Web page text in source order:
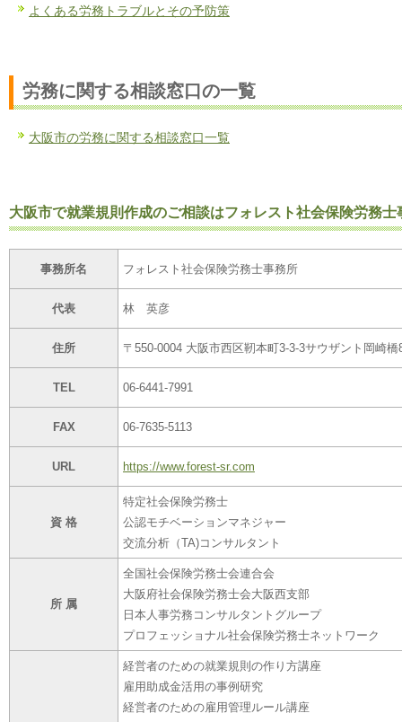
よくある労務トラブルとその予防策
労務に関する相談窓口の一覧
大阪市の労務に関する相談窓口一覧
大阪市で就業規則作成のご相談はフォレスト社会保険労務士
事務所名 フォレスト社会保険労務士事務所
代表 林 英彦
住所 〒550-0004 大阪市西区靭本町3-3-3サウザント岡崎橋
TEL 06-6441-7991
FAX 06-7635-5113
URL https://www.forest-sr.com
資 格
特定社会保険労務士
公認モチベーションマネジャー
交流分析（TA)コンサルタント
所 属
全国社会保険労務士会連合会
大阪府社会保険労務士会大阪西支部
日本人事労務コンサルタントグループ
プロフェッショナル社会保険労務士ネットワーク
経営者のための就業規則の作り方講座
雇用助成金活用の事例研究
経営者のための雇用管理ルール講座